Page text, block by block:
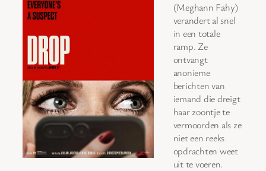
(Meghann Fahy)
verandert al snel
in een totale
ramp. Ze
ontvangt
anonieme
berichten van
iemand die dreigt
haar zoontje te
vermoorden als ze
niet een reeks
opdrachten weet
uit te voeren.